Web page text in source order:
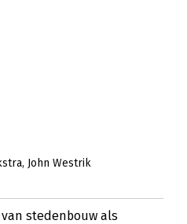
John Westrik
stedenbouw als